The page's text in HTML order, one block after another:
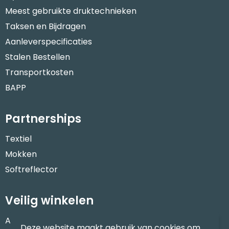
Meest gebruikte druktechnieken
Taksen en Bijdragen
Aanleverspecificaties
Stalen Bestellen
Transportkosten
BAPP
Partnerships
Textiel
Mokken
Softreflector
Veilig winkelen
Algemene voorwaarden